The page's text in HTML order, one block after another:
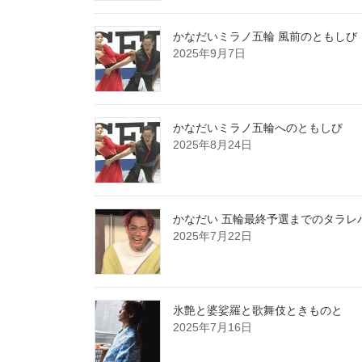
かなだいミラノ五輪 風前のともしび
2025年9月7日
かなだいミラノ五輪へのともしび
2025年8月24日
かなだい 五輪最終予選までのタラレ
2025年7月22日
氷艶と婆娑羅と歌舞伎ときものと
2025年7月16日